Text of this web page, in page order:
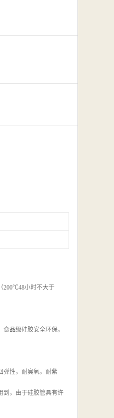
200℃48小时不大于
品级硅胶安全环保，
弹性，耐臭氧，耐紫
到，由于硅胶管具有许